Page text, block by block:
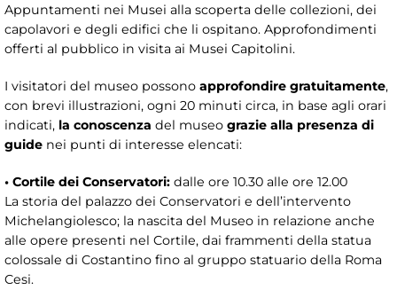
Appuntamenti nei Musei alla scoperta delle collezioni, dei
capolavori e degli edifici che li ospitano. Approfondimenti
offerti al pubblico in visita ai Musei Capitolini.
I visitatori del museo possono approfondire gratuitamente,
con brevi illustrazioni, ogni 20 minuti circa, in base agli orari
indicati, la conoscenza del museo grazie alla presenza di
guide nei punti di interesse elencati:
• Cortile dei Conservatori: dalle ore 10.30 alle ore 12.00
La storia del palazzo dei Conservatori e dell’intervento
Michelangiolesco; la nascita del Museo in relazione anche
alle opere presenti nel Cortile, dai frammenti della statua
colossale di Costantino fino al gruppo statuario della Roma
Cesi.